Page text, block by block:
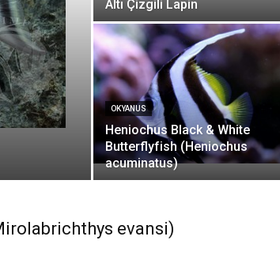
Altı Çizgili Lapin
OKYANUS
Heniochus Black & White
Butterflyfish (Heniochus
acuminatus)
evansi)